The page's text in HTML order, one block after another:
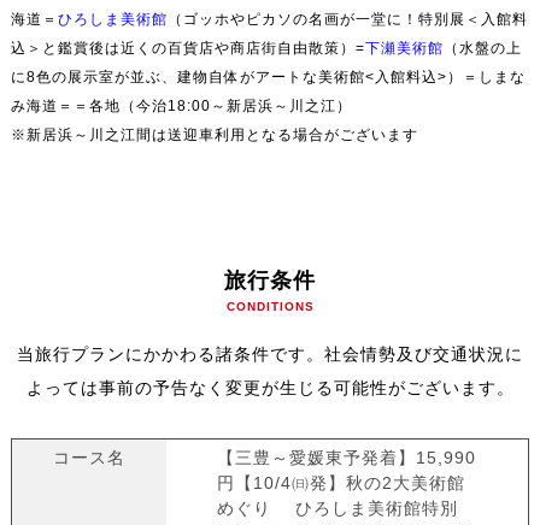
海道＝ ひろしま美術館 （ゴッホやピカソの名画が一堂に！特別展＜入館料
込＞と鑑賞後は近くの百貨店や商店街自由散策）=下瀬美術館 （水盤の上
に8色の展示室が並ぶ、建物自体がアートな美術館<入館料込>）＝しまな
み海道＝＝各地（今治18:00～新居浜～川之江）
※新居浜～川之江間は送迎車利用となる場合がございます
旅行条件
CONDITIONS
当旅行プランにかかわる諸条件です。社会情勢及び交通状況に
よっては事前の予告なく変更が生じる可能性がございます。
コース名
【三豊～愛媛東予発着】15,990
円【10/4㈰発】秋の2大美術館
めぐり ひろしま美術館特別